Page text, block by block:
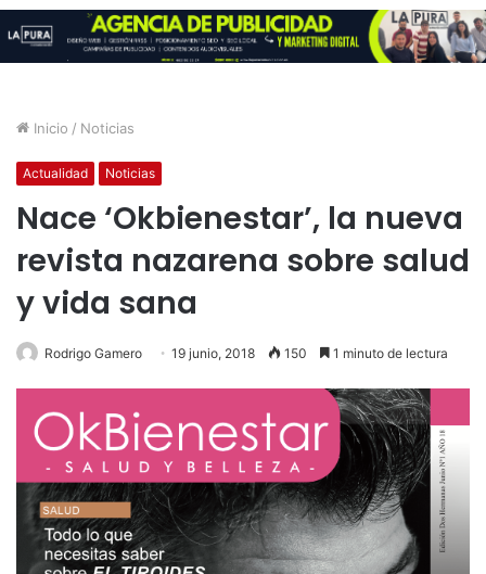
Inicio / Noticias
Actualidad Noticias
Nace ‘Okbienestar’, la nueva
revista nazarena sobre salud
y vida sana
Rodrigo Gamero 19 junio, 2018 150 1 minuto de lectura